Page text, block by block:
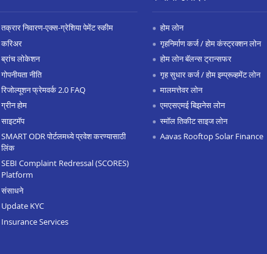
तक्रार निवारण-एक्स-ग्रेशिया पेमेंट स्कीम
करिअर
ब्रांच लोकेशन
गोपनीयता नीति
रिजोल्यूशन फ्रेमवर्क 2.0 FAQ
ग्रीन होम
साइटमॅप
SMART ODR पोर्टलमध्ये प्रवेश करण्यासाठी
लिंक
SEBI Complaint Redressal (SCORES)
Platform
संसाधने
Update KYC
Insurance Services
होम लोन
गृहनिर्माण कर्ज / होम कंस्ट्रक्शन लोन
होम लोन बॅलन्स ट्रान्सफर
गृह सुधार कर्ज / होम इम्प्रूव्हमेंट लोन
मालमत्तेवर लोन
एमएसएमई बिझनेस लोन
स्मॉल तिकीट साइज लोन
Aavas Rooftop Solar Finance